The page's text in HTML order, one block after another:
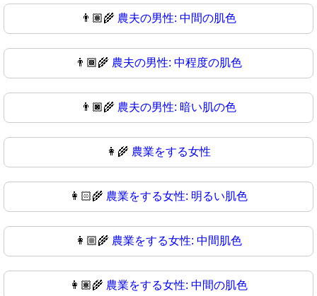
👨🏽‍🌾 農夫の男性: 中間の肌色
👨🏾‍🌾 農夫の男性: 中程度の肌色
👨🏿‍🌾 農夫の男性: 暗い肌の色
👩‍🌾 農業をする女性
👩🏻‍🌾 農業をする女性: 明るい肌色
👩🏼‍🌾 農業をする女性: 中間肌色
👩🏽‍🌾 農業をする女性: 中間の肌色